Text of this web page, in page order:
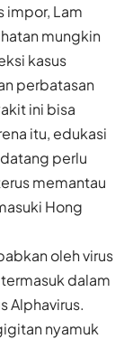
impor, Lam
mungkin
kasus
perbatasan
ini bisa
itu, edukasi
perlu
memantau
Hong
oleh virus
dalam
Alphavirus.
nyamuk